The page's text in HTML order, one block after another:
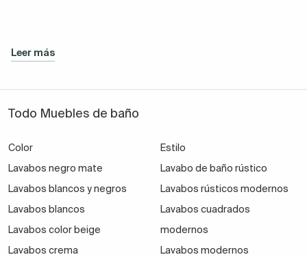
Leer más
Todo Muebles de baño
Color
Lavabos negro mate
Lavabos blancos y negros
Lavabos blancos
Lavabos color beige
Lavabos crema
Estilo
Lavabo de baño rústico
Lavabos rústicos modernos
Lavabos cuadrados
modernos
Lavabos modernos